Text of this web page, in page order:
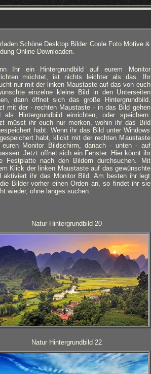
Schöne Desktop Bilder Coole Foto Motive &
Online Downloaden.
Ihr ein Hintergrundbild auf eurem Monitor
möchtet, ist nichts leichter als das. Ihr
nur mit der linken Maustaste auf das von euch
einzelne kleine Bild in den Unterseiten
dann öffnet sich das große Hintergrundbild.
mit der - rechten Maustaste - in das Bild gehen
als Hintergrundbild einrichten, oder speichern.
müsst ihr euch nur merken, wohin ihr das Bild
habt. Wenn ihr das Bild unter Windows
habt, klickt mit der rechten Maustaste
euren Monitor Bildschirm, danach - unten - auf
Jetzt öffnet sich ein Fenster. Hier könnt ihr
Festplatte nach den Bildern durchsuchen. Mit
Klick der linken Maustaste auf das gewünschte
aktiviert ihr das Monitor Bild. Am besten ihr legt
Bilder vorher einen Orden an, so findet ihr sie
wieder, ohne langes suchen.
Natur Hintergrundbild 20
Natur Hintergrundbild 22